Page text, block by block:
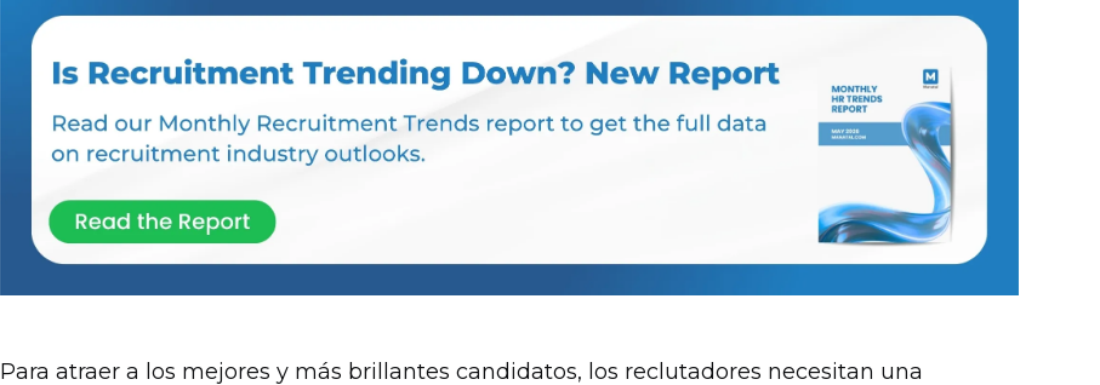
Para atraer a los mejores y más brillantes candidatos, los reclutadores necesitan una